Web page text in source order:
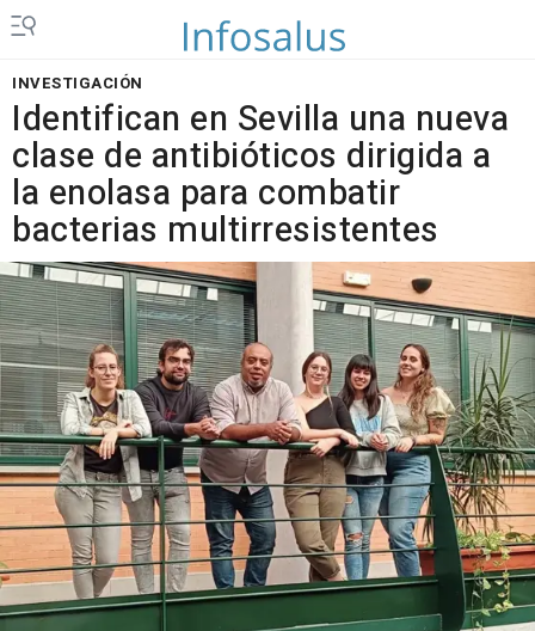
INVESTIGACIÓN
Identifican en Sevilla una nueva
clase de antibióticos dirigida a
la enolasa para combatir
bacterias multirresistentes